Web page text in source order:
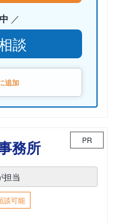
談
追加
務所 PR
担当
談可能